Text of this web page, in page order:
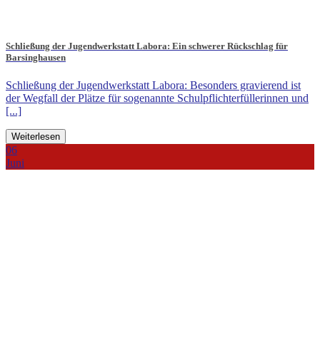
Schließung der Jugendwerkstatt Labora: Ein schwerer Rückschlag für
Barsinghausen
Schließung der Jugendwerkstatt Labora: Besonders gravierend ist
der Wegfall der Plätze für sogenannte Schulpflichterfüllerinnen und
[...]
Weiterlesen
06
Juni